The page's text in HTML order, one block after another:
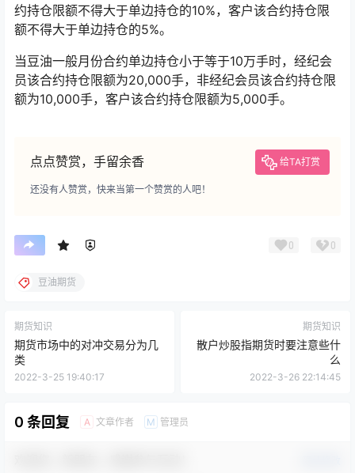
约持仓限额不得大于单边持仓的10%，客户该合约持仓限
额不得大于单边持仓的5%。
当豆油一般月份合约单边持仓小于等于10万手时，经纪会
员该合约持仓限额为20,000手，非经纪会员该合约持仓限
额为10,000手，客户该合约持仓限额为5,000手。
点点赞赏，手留余香 给TA打赏
还没有人赞赏，快来当第一个赞赏的人吧！
0 0
豆油期货
期货知识
期货市场中的对冲交易分为几
类
2022-3-25 19:40:17
期货知识
散户炒股指期货时要注意些什
么
2022-3-26 22:14:45
0 条回复 A 文章作者 M 管理员